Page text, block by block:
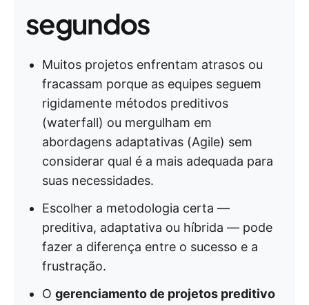
segundos
Muitos projetos enfrentam atrasos ou
fracassam porque as equipes seguem
rigidamente métodos preditivos
(waterfall) ou mergulham em
abordagens adaptativas (Agile) sem
considerar qual é a mais adequada para
suas necessidades.
Escolher a metodologia certa —
preditiva, adaptativa ou híbrida — pode
fazer a diferença entre o sucesso e a
frustração.
O gerenciamento de projetos preditivo